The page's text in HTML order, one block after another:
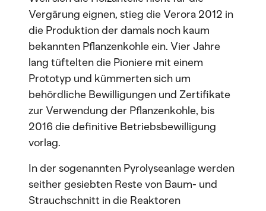
Vergärung eignen, stieg die Verora 2012 in
die Produktion der damals noch kaum
bekannten Pflanzenkohle ein. Vier Jahre
lang tüftelten die Pioniere mit einem
Prototyp und kümmerten sich um
behördliche Bewilligungen und Zertifikate
zur Verwendung der Pflanzenkohle, bis
2016 die definitive Betriebsbewilligung
vorlag.
In der sogenannten Pyrolyseanlage werden
seither gesiebten Reste von Baum- und
Strauchschnitt in die Reaktoren